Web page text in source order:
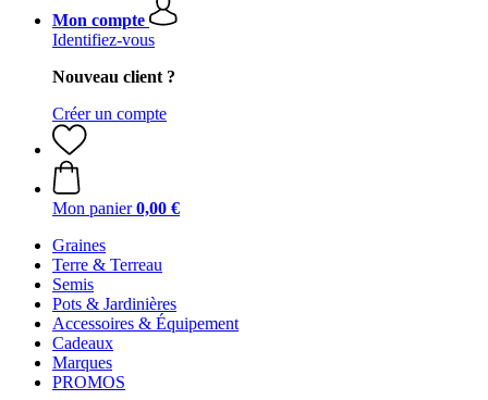
Mon compte
Identifiez-vous
Nouveau client ?
Créer un compte
Mon panier 0,00 €
Graines
Terre & Terreau
Semis
Pots & Jardinières
Accessoires & Équipement
Cadeaux
Marques
PROMOS